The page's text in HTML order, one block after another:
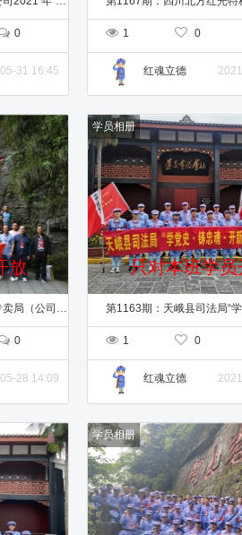
0
31 16:45
1 0
红魂立德
放
第1164期：中共保山市烟草专卖局（公司）委员会“学党史、悟思想”党史学习教育专题培训班（第一期）
0
28 14:09
只对本班学员
学员相册
1 0
红魂立德
学员相册